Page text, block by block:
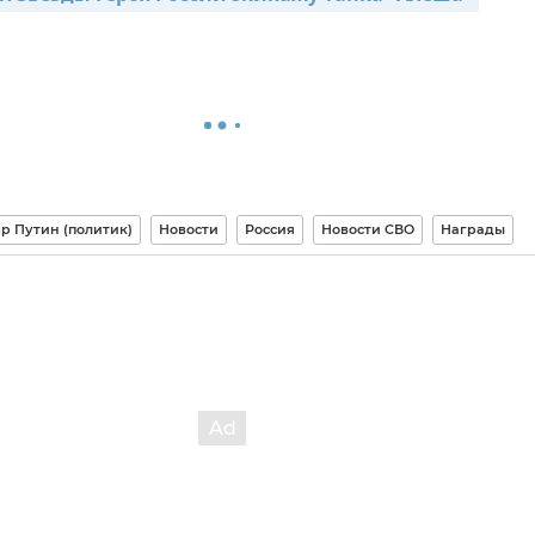
Путин (политик) Новости Россия Новости СВО Награды